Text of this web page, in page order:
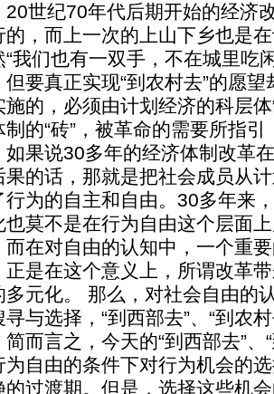
纪70年代后期开始的经济改
的，而上一次的上山下乡也是
“我们也有一双手，不在城里吃
但要真正实现“到农村去”的愿
施的，必须由计划经济的科层
制的“砖”，被革命的需要所指引
说30多年的经济体制改革在
果的话，那就是把社会成员从
行为的自主和自由。30多年来
也莫不是在行为自由这个层面
对自由的认知中，一个重要
正是在这个意义上，所谓改革
多元化。 那么，对社会自由的
寻与选择，“到西部去”、“到农
言之，今天的“到西部去”、“
为自由的条件下对行为机会的
的过渡期。但是，选择这些机